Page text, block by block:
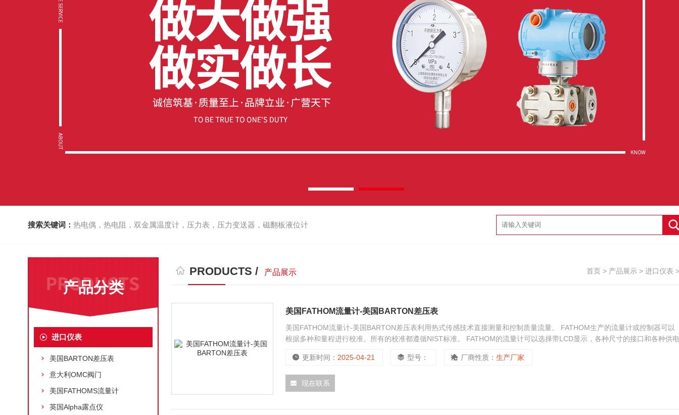
搜索关键词： 热电偶，热电阻，双金属温度计，压力表，压力变送器，磁翻板液位计
产品分类
进口仪表
美国BARTON差压表
意大利OMC阀门
美国FATHOMS流量计
英国Alpha露点仪
PRODUCTS / 产品展示 首页 > 产品展示 > 进口仪表 >
美国FATHOM流量计-美国BARTON差压表
美国FATHOM流量计-美国BARTON差压表利用热式传感技术直接测量和控制质量流量。 FATHOM生产的流量计或控制器可以
根据多种和量程进行校准。所有的校准都遵循NIST标准。 FATHOM的流量计可以选择带LCD显示，各种尺寸的接口和各种供电
更新时间： 2025-04-21 型号： 厂商性质： 生产厂家
现在联系